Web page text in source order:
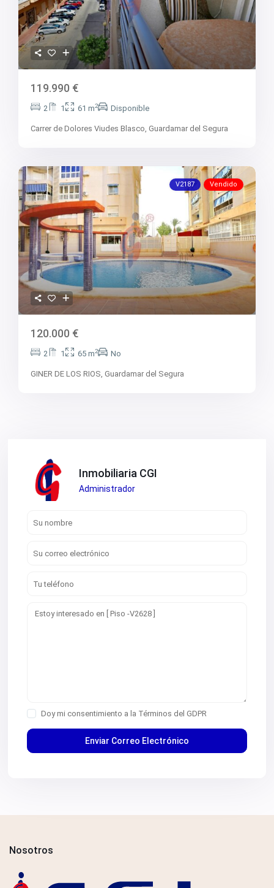
119.990 €
2 1 61 m2 Disponible
Carrer de Dolores Viudes Blasco,Guardamar del Segura
V2187 Vendido
120.000 €
2 1 65 m2 No
GINER DE LOS RIOS,Guardamar del Segura
Inmobiliaria CGI
Administrador
Doy mi consentimiento a la Términos del GDPR
Nosotros